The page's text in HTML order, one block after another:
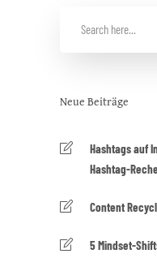
Neue Beiträge
Hashtags auf
Hashtag-
Content
5 Mindset-